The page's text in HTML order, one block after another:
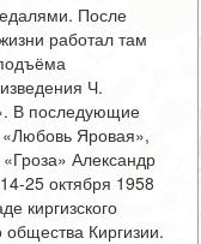
После
работал там
Ч.
В последующие
Яровая»,
Александр
25 октября 1958
киргизского
общества Киргизии.